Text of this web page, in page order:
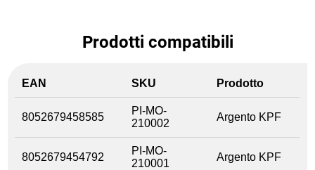
Prodotti compatibili
EAN SKU Prodotto
8052679458585
PI-MO-
210002
Argento KPF
8052679454792
PI-MO-
210001
Argento KPF